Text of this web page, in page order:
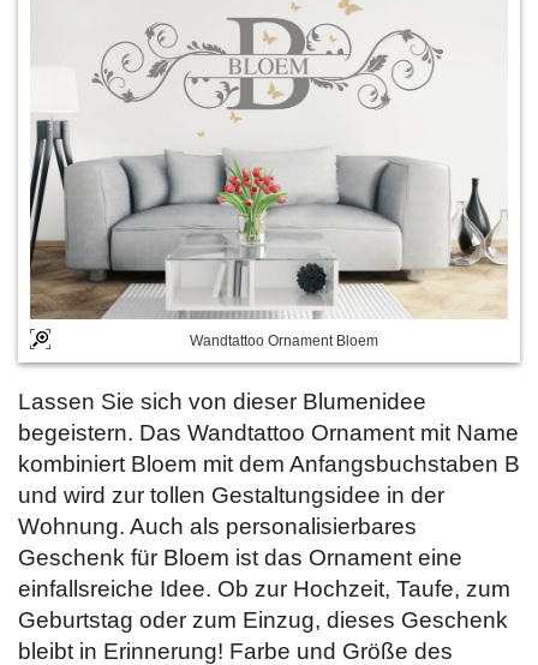
Wandtattoo Ornament Bloem
Lassen Sie sich von dieser Blumenidee
begeistern. Das Wandtattoo Ornament mit Name
kombiniert Bloem mit dem Anfangsbuchstaben B
und wird zur tollen Gestaltungsidee in der
Wohnung. Auch als personalisierbares
Geschenk für Bloem ist das Ornament eine
einfallsreiche Idee. Ob zur Hochzeit, Taufe, zum
Geburtstag oder zum Einzug, dieses Geschenk
bleibt in Erinnerung! Farbe und Größe des